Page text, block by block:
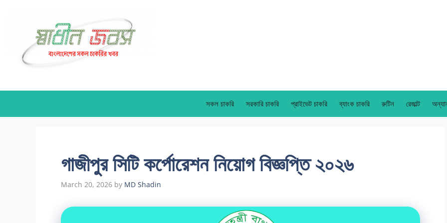
সকল চাকরি সরকারি চাকরি প্রাইভেট চাকরি ব্যাংক চাকরি রুটিন রেজাল্ট
গাজীপুর সিটি কর্পোরেশন নিয়োগ বিজ্ঞপ্তি ২০২৬
March 20, 2026 by MD Shadin